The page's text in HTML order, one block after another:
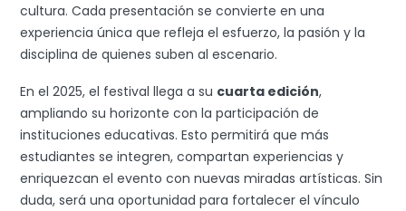
cultura. Cada presentación se convierte en una
experiencia única que refleja el esfuerzo, la pasión y la
disciplina de quienes suben al escenario.
En el 2025, el festival llega a su cuarta edición,
ampliando su horizonte con la participación de
instituciones educativas. Esto permitirá que más
estudiantes se integren, compartan experiencias y
enriquezcan el evento con nuevas miradas artísticas. Sin
duda, será una oportunidad para fortalecer el vínculo